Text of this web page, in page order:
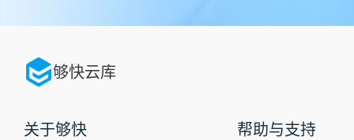
够快云库
关于够快 帮助与支持